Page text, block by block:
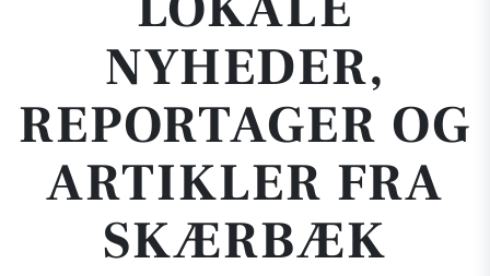
NYHEDER,
REPORTAGER OG
ARTIKLER FRA
SKÆRBÆK